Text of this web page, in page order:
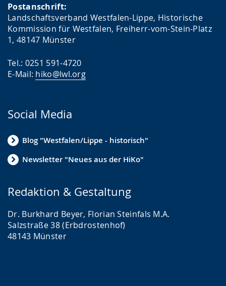
Postanschrift:
Landschaftsverband Westfalen-Lippe, Historische
Kommission für Westfalen, Freiherr-vom-Stein-Platz
1, 48147 Münster
Tel.: 0251 591-4720
E-Mail: hiko@lwl.org
Social Media
Blog "Westfalen/Lippe - historisch"
Newsletter "Neues aus der HiKo"
Redaktion & Gestaltung
Dr. Burkhard Beyer, Florian Steinfals M.A.
Salzstraße 38 (Erbdrostenhof)
48143 Münster